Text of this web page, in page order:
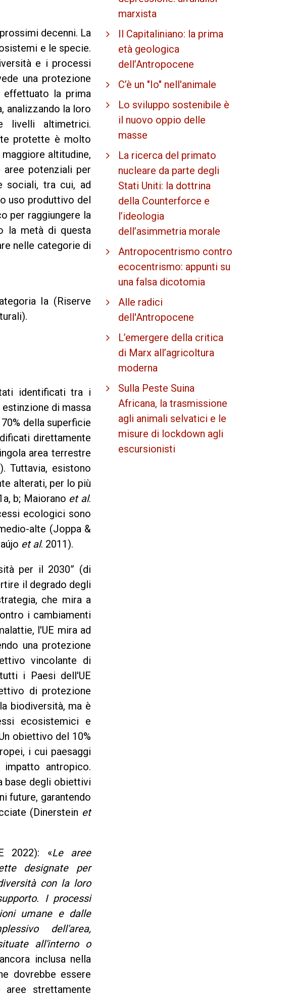
decenni. La
e le specie.
e i processi
una protezione
effettuato la prima
analizzando la loro
livelli altimetrici.
protette è molto
altitudine,
potenziali per
sociali, tra cui, ad
uso produttivo del
per raggiungere la
la metà di questa
nelle categorie di
Ia (Riserve
identificati tra i
di massa
della superficie
direttamente
area terrestre
Tuttavia, esistono
alterati, per lo più
b; Maiorano et al.
ecologici sono
alte (Joppa &
et al. 2011).
per il 2030” (di
il degrado degli
che mira a
i cambiamenti
l'UE mira ad
una protezione
vincolante di
i Paesi dell'UE
di protezione
biodiversità, ma è
ecosistemici e
obiettivo del 10%
i cui paesaggi
antropico.
base degli obiettivi
future, garantendo
(Dinerstein et
2022): «Le aree
designate per
con la loro
I processi
umane e dalle
dell'area,
all'interno o
inclusa nella
dovrebbe essere
strettamente
marxista
Il Capitaliniano: la prima
età geologica
dell’Antropocene
C’è un "Io" nell'animale
Lo sviluppo sostenibile è
il nuovo oppio delle
masse
La ricerca del primato
nucleare da parte degli
Stati Uniti: la dottrina
della Counterforce e
l’ideologia
dell’asimmetria morale
Antropocentrismo contro
ecocentrismo: appunti su
una falsa dicotomia
Alle radici
dell'Antropocene
L’emergere della critica
di Marx all’agricoltura
moderna
Sulla Peste Suina
Africana, la trasmissione
agli animali selvatici e le
misure di lockdown agli
escursionisti